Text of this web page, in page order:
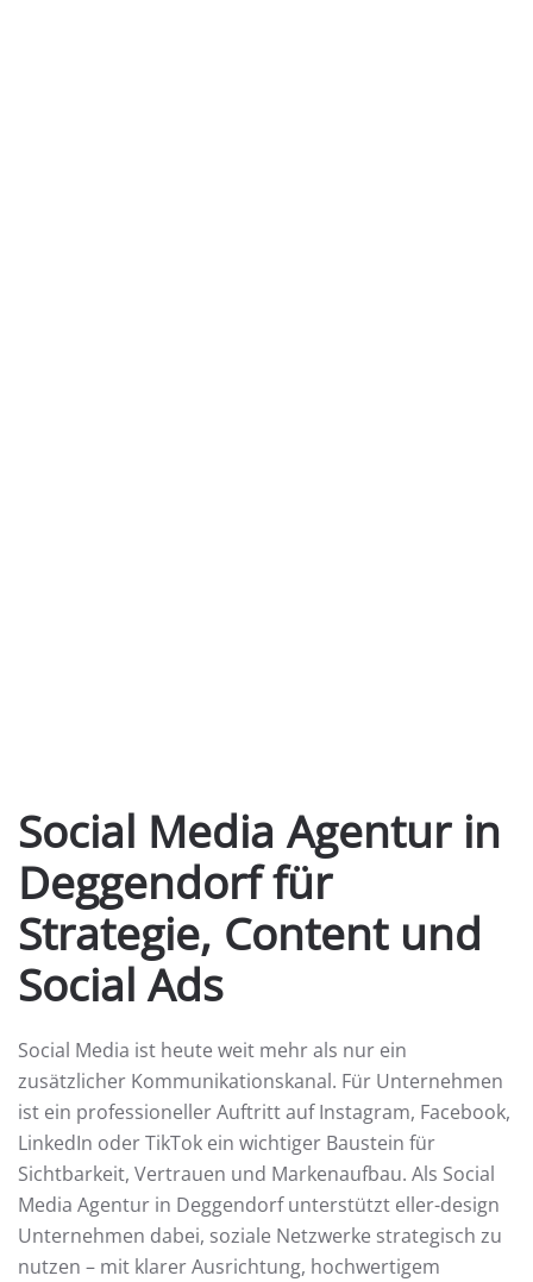
Social Media Agentur in
Deggendorf für
Strategie, Content und
Social Ads
Social Media ist heute weit mehr als nur ein
zusätzlicher Kommunikationskanal. Für Unternehmen
ist ein professioneller Auftritt auf Instagram, Facebook,
LinkedIn oder TikTok ein wichtiger Baustein für
Sichtbarkeit, Vertrauen und Markenaufbau. Als Social
Media Agentur in Deggendorf unterstützt eller-design
Unternehmen dabei, soziale Netzwerke strategisch zu
nutzen – mit klarer Ausrichtung, hochwertigem